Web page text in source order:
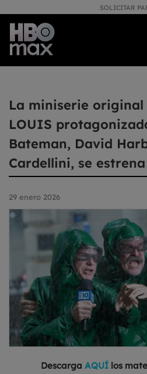
SOLICITAR
La miniserie original
LOUIS
Bateman, David
Cardellini, se
29 enero 2026
Descarga AQUÍ los